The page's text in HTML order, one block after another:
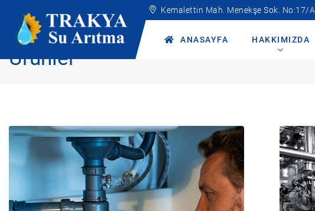
Kemalettin Mah. Menekşe Sok. No:17/A
ANASAYFA HAKKIMIZDA
Anasayfa Ürünler
Ürünler